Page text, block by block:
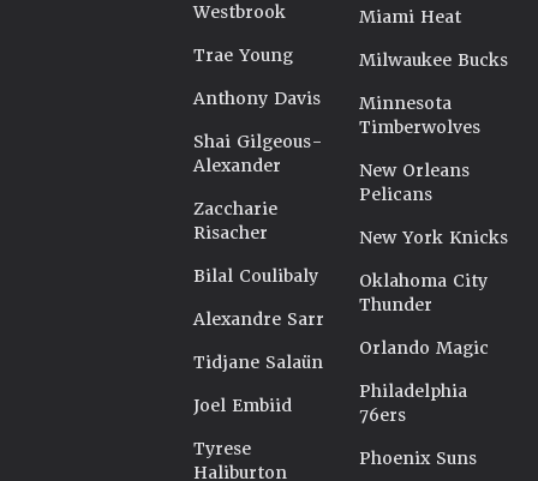
Westbrook
Trae Young
Anthony Davis
Shai Gilgeous-
Alexander
Zaccharie
Risacher
Bilal Coulibaly
Alexandre Sarr
Tidjane Salaün
Joel Embiid
Tyrese
Haliburton
Miami Heat
Milwaukee Bucks
Minnesota
Timberwolves
New Orleans
Pelicans
New York Knicks
Oklahoma City
Thunder
Orlando Magic
Philadelphia
76ers
Phoenix Suns